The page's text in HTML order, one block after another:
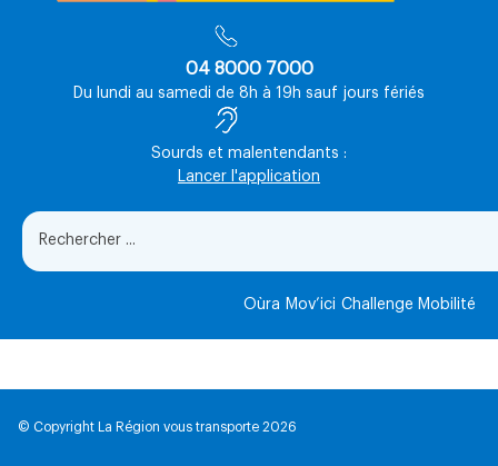
04 8000 7000
Du lundi au samedi de 8h à 19h sauf jours fériés
Sourds et malentendants :
Lancer l'application
Oùra Mov’ici Challenge Mobilité
© Copyright La Région vous transporte 2026